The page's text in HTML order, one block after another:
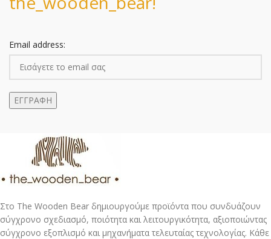
Email address:
Στο The Wooden Bear δημιουργούμε προϊόντα που συνδυάζουν
σύγχρονο σχεδιασμό, ποιότητα και λειτουργικότητα, αξιοποιώντας
σύγχρονο εξοπλισμό και μηχανήματα τελευταίας τεχνολογίας. Κάθε